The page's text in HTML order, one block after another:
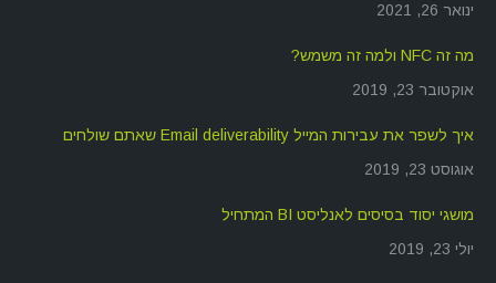
ינואר 26, 2021
מה זה NFC ולמה זה משמש?
אוקטובר 23, 2019
איך לשפר את עבירות המייל Email deliverability שאתם שולחים
אוגוסט 23, 2019
מושגי יסוד בסיסים לאנליסט BI המתחיל
יולי 23, 2019